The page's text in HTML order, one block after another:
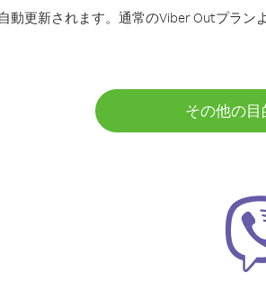
動更新されます。通常のViber Outプラン
その他の